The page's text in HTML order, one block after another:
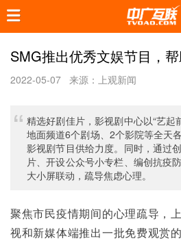
SMG推出优秀文娱节目，
2022-05-07 来源：上观新闻
精选好剧佳片，影视剧中心以“艺起
地面频道6个剧场、2个影院等全天
影视剧节目供给力度。同时，通过
片、开设公众号小专栏、编创抗疫
大小屏联动，疏导焦虑心理。
聚焦市民疫情期间的心理疏导，
视和新媒体端推出一批免费观赏